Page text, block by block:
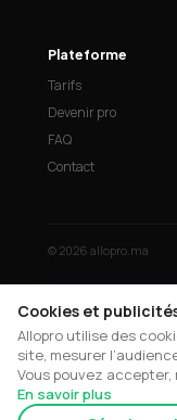
Plateforme
Tarifs
Devenir pro
FAQ
Contact
© 2026 allopro.ma
Cookies et
Allopro utilise des
site, mesurer
Vous pouvez
En savoir plus